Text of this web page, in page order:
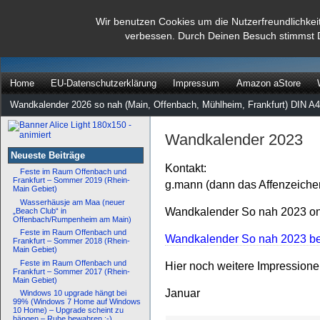
Wir benutzen Cookies um die
verbessen. Durch Deinen Besuch stimmst
dann rate mal
Home EU-Datenschutzerklärung Impressum Amazon aStore
Wandkalender 2026 so nah (Main, Offenbach, Mühlheim, Frankfurt) DIN
Neueste Beiträge
Feste im Raum Offenbach und
Frankfurt – Sommer 2019 (Rhein-
Main Gebiet)
Wasserhäusje am Maa (neuer
„Beach Club“ in
Offenbach/Rumpenheim am Main)
Feste im Raum Offenbach und
Frankfurt – Sommer 2018 (Rhein-
Main Gebiet)
Feste im Raum Offenbach und
Frankfurt – Sommer 2017 (Rhein-
Main Gebiet)
Windows 10 upgrade hängt bei
99% (Windows 7 Home auf Windows
10 Home) – Upgrade scheint zu
Wandkalender 2023
Kontakt:
g.mann (dann das
Wandkalender So nah 2023
Wandkalender So nah 2023
Hier noch weitere
Januar